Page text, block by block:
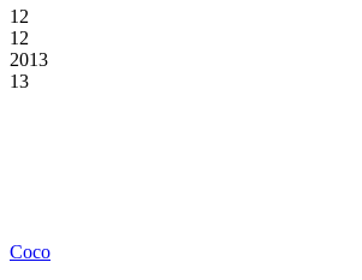
12
12
2013
13
Coco